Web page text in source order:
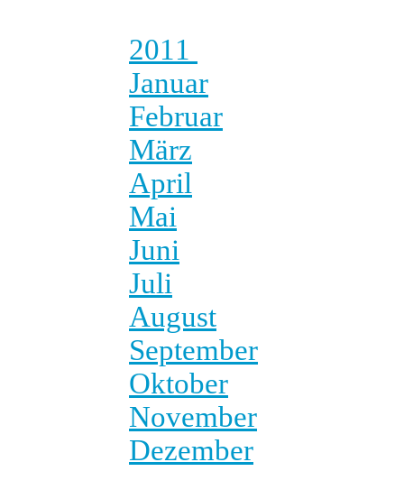
2011
Januar
Februar
März
April
Mai
Juni
Juli
August
September
Oktober
November
Dezember